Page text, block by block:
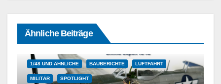
Ähnliche Beiträge
1/48 UND ÄHNLICHE BAUBERICHTE LUFTFAHRT
MILITÄR SPOTLIGHT